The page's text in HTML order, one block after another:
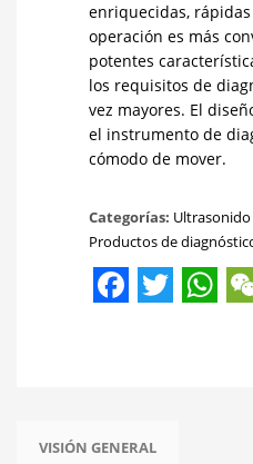
enriquecidas,
operación es más
potentes
los requisitos de
vez mayores. El
el instrumento de
cómodo de mover.
Categorías:
Productos de
Facebook
Twitter
VISIÓN GENERAL